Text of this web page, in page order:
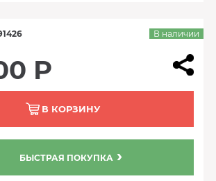
В наличии
Р
В КОРЗИНУ
БЫСТРАЯ ПОКУПКА